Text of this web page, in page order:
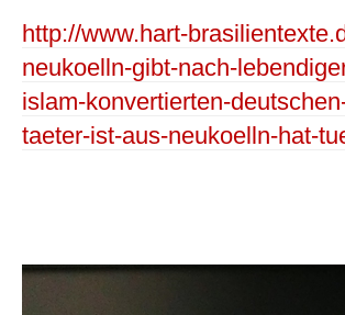
http://www.hart-
neukoelln-gibt-nach-
islam-konvertierten-
taeter-ist-aus-neukoelln-hat-